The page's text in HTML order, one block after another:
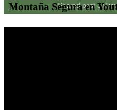
Shared post on
Montaña Segura en